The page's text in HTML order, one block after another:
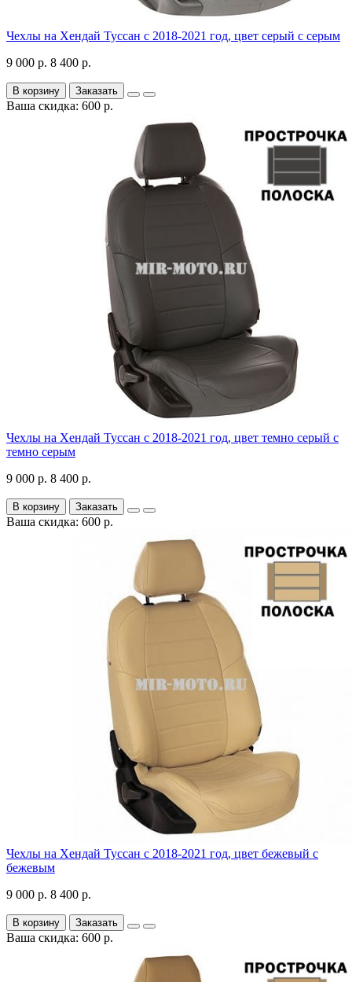
Чехлы на Хендай Туссан с 2018-2021 год, цвет серый с серым
9 000 р. 8 400 р.
В корзину Заказать
Ваша скидка: 600 р.
Чехлы на Хендай Туссан с 2018-2021 год, цвет темно серый с
темно серым
9 000 р. 8 400 р.
В корзину Заказать
Ваша скидка: 600 р.
Чехлы на Хендай Туссан с 2018-2021 год, цвет бежевый с
бежевым
9 000 р. 8 400 р.
В корзину Заказать
Ваша скидка: 600 р.